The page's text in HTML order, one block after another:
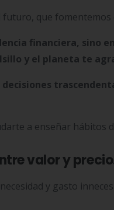
que
financiera, sino
y el planeta te
a enseñar hábitos
valor y
y gasto